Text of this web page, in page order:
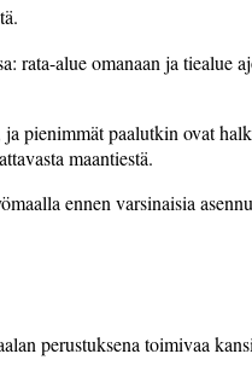
rata-alue omanaan ja
pienimmät paalutkin ovat
maantiestä.
ennen varsinaisia
perustuksena toimivaa